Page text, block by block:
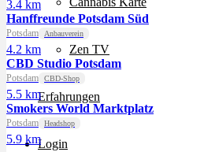
Zen TV
Erfahrungen
Login
3.4 km
Hanffreunde Potsdam Süd
Potsdam Anbauverein
4.2 km
CBD Studio Potsdam
Potsdam CBD-Shop
5.5 km
Smokers World Marktplatz
Potsdam Headshop
5.9 km